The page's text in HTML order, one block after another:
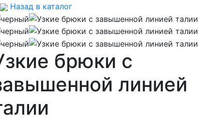
Назад в каталог
брюки с
линией